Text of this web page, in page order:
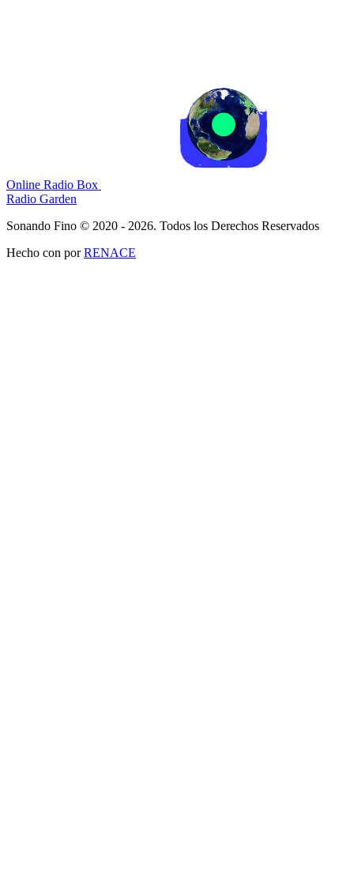
Online Radio Box
Radio Garden
Sonando Fino © 2020 - 2026. Todos los Derechos Reservados
Hecho con porRENACE